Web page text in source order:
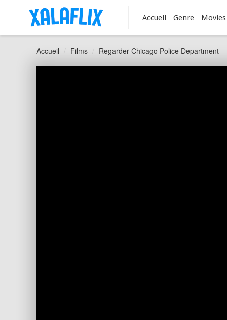
Accueil Genre Movies
Accueil Films Regarder Chicago Police Department